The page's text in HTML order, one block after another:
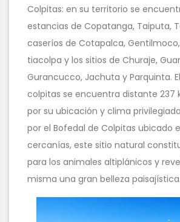
Colpitas: en su territorio se
estancias de Copatanga, Taiputa,
caseríos de Cotapalca,
tiacolpa y los sitios de Churaje,
Gurancucco, Jachuta y Parquinta.
colpitas se encuentra distante 237
por su ubicación y clima
por el Bofedal de Colpitas ubicado
cercanías, este sitio natural
para los animales altiplánicos y
misma una gran belleza paisajística.